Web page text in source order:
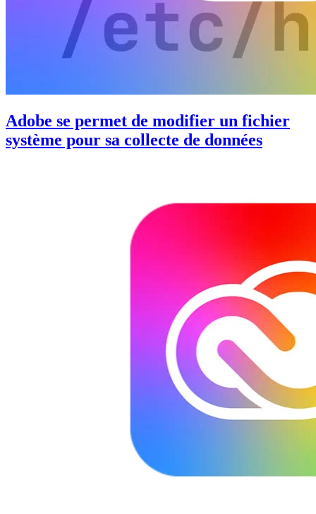
Adobe se permet de modifier un fichier
système pour sa collecte de données